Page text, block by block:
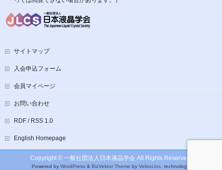
サイトマップ
入会申込フォーム
会員マイページ
お問い合わせ
RDF / RSS 1.0
English Homepage
Copyright © 一般社団法人日本液晶学会 All Rights Reserved.
Powered by WordPress& BizVektor Theme by Vektor,Inc. technology.